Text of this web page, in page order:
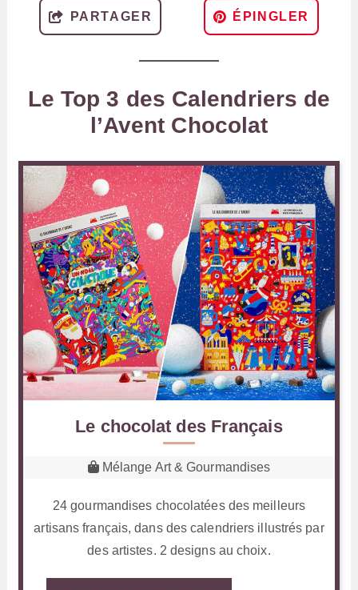
PARTAGER ÉPINGLER
Le Top 3 des Calendriers de
l’Avent Chocolat
Le chocolat des Français
Mélange Art & Gourmandises
24 gourmandises chocolatées des meilleurs
artisans français, dans des calendriers illustrés par
des artistes. 2 designs au choix.